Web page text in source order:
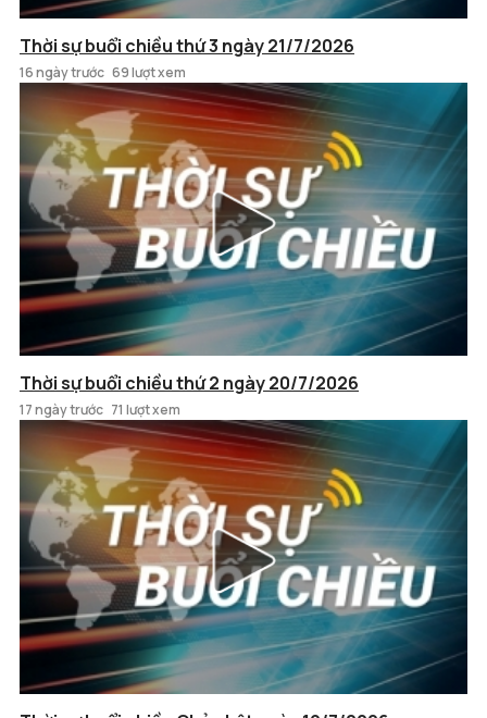
Thời sự buổi chiều thứ 3 ngày 21/7/2026
16 ngày trước 69 lượt xem
Thời sự buổi chiều thứ 2 ngày 20/7/2026
17 ngày trước 71 lượt xem